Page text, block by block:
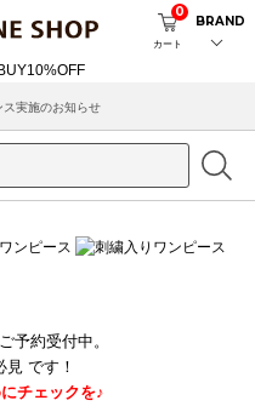
カート
0
BRAND
停止について
予約受付中。
です！
チェックを♪